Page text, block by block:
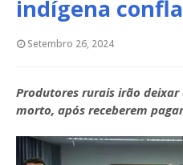
indígena
Setembro 26, 2024
Produtores rurais irão
morto, após receberem